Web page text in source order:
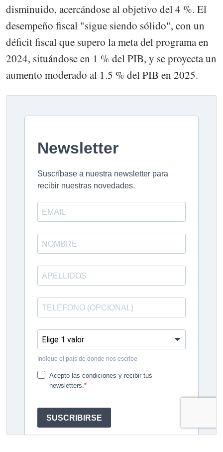
disminuido, acercándose al objetivo del 4 %. El
desempeño fiscal "sigue siendo sólido", con un
déficit fiscal que supero la meta del programa en
2024, situándose en 1 % del PIB, y se proyecta un
aumento moderado al 1.5 % del PIB en 2025.